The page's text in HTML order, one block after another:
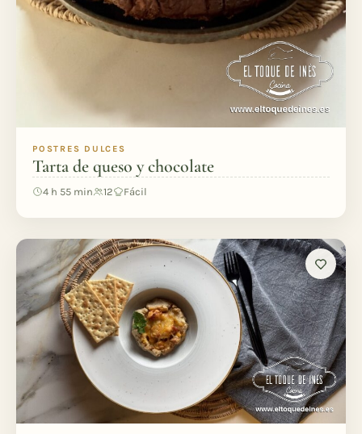
POSTRES DULCES
Tarta de queso y chocolate
4 h 55 min 12 Fácil